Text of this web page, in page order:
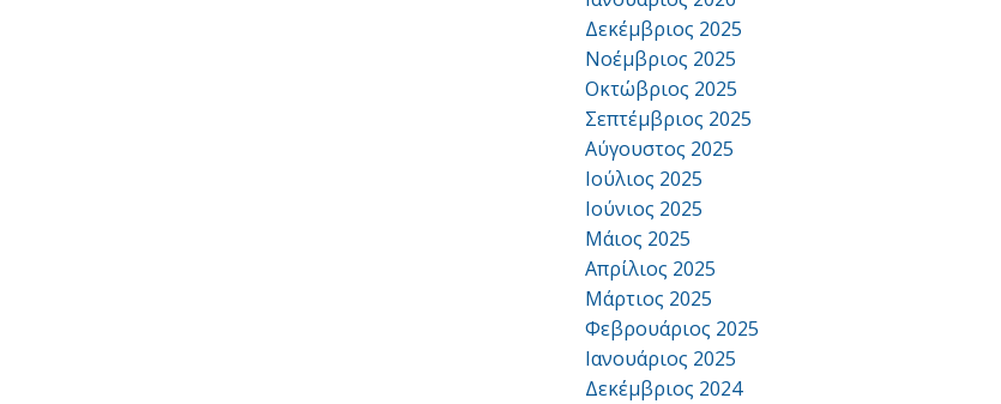
Δεκέμβριος 2025
Νοέμβριος 2025
Οκτώβριος 2025
Σεπτέμβριος 2025
Αύγουστος 2025
Ιούλιος 2025
Ιούνιος 2025
Μάιος 2025
Απρίλιος 2025
Μάρτιος 2025
Φεβρουάριος 2025
Ιανουάριος 2025
Δεκέμβριος 2024